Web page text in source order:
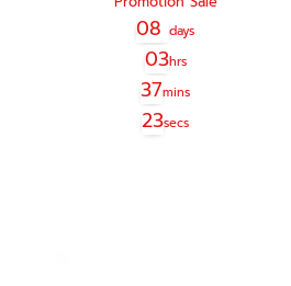
was:
฿12,990.00.
08 days
03hrs
37mins
23secs